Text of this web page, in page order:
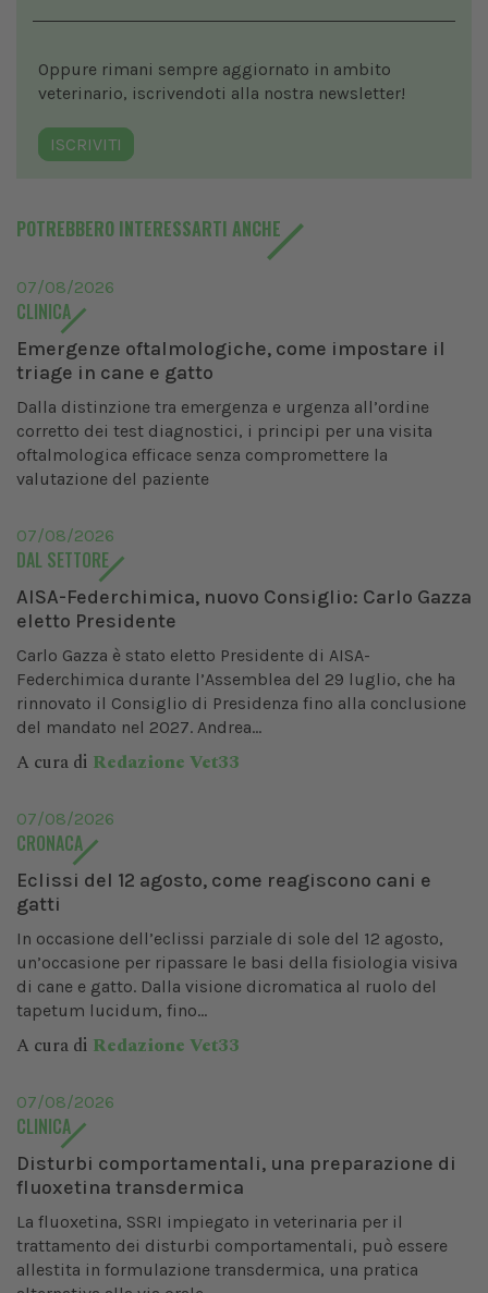
Oppure rimani sempre aggiornato in ambito
veterinario, iscrivendoti alla nostra newsletter!
ISCRIVITI
POTREBBERO INTERESSARTI ANCHE
07/08/2026
CLINICA
Emergenze oftalmologiche, come impostare il
triage in cane e gatto
Dalla distinzione tra emergenza e urgenza all’ordine
corretto dei test diagnostici, i principi per una visita
oftalmologica efficace senza compromettere la
valutazione del paziente
07/08/2026
DAL SETTORE
AISA-Federchimica, nuovo Consiglio: Carlo Gazza
eletto Presidente
Carlo Gazza è stato eletto Presidente di AISA-
Federchimica durante l’Assemblea del 29 luglio, che ha
rinnovato il Consiglio di Presidenza fino alla conclusione
del mandato nel 2027. Andrea...
A cura di Redazione Vet33
07/08/2026
CRONACA
Eclissi del 12 agosto, come reagiscono cani e
gatti
In occasione dell’eclissi parziale di sole del 12 agosto,
un’occasione per ripassare le basi della fisiologia visiva
di cane e gatto. Dalla visione dicromatica al ruolo del
tapetum lucidum, fino...
A cura di Redazione Vet33
07/08/2026
CLINICA
Disturbi comportamentali, una preparazione di
fluoxetina transdermica
La fluoxetina, SSRI impiegato in veterinaria per il
trattamento dei disturbi comportamentali, può essere
allestita in formulazione transdermica, una pratica